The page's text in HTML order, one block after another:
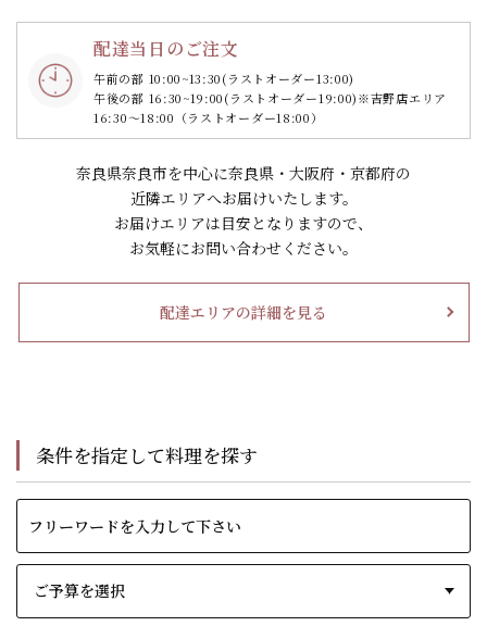
配達当日のご注文
午前の部 10:00~13:30(ラストオーダー13:00)
午後の部 16:30~19:00(ラストオーダー19:00)※吉野店エリア
16:30～18:00（ラストオーダー18:00）
奈良県奈良市を中心に奈良県・大阪府・京都府の
近隣エリアへお届けいたします。
お届けエリアは目安となりますので、
お気軽にお問い合わせください。
配達エリアの詳細を見る
条件を指定して料理を探す